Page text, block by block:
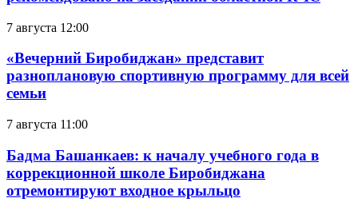
7 августа 12:00
«Вечерний Биробиджан» представит
разноплановую спортивную программу для всей
семьи
7 августа 11:00
Бадма Башанкаев: к началу учебного года в
коррекционной школе Биробиджана
отремонтируют входное крыльцо